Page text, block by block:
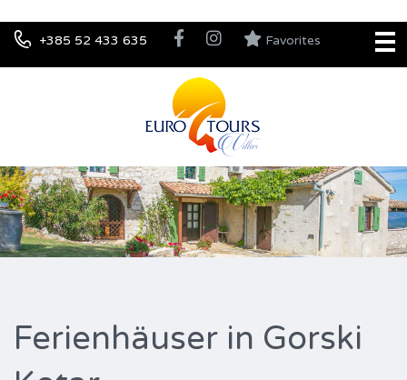
+385 52 433 635 Favorites
Ferienhäuser in Gorski